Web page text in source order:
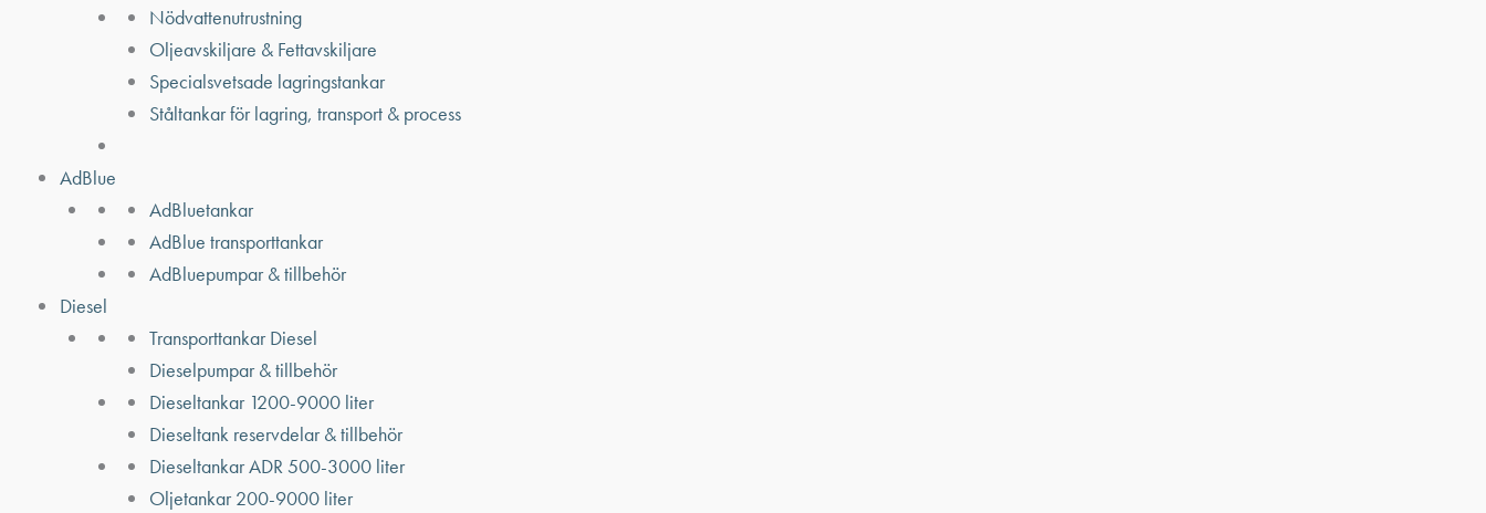
Nödvattenutrustning
Oljeavskiljare & Fettavskiljare
Specialsvetsade lagringstankar
Ståltankar för lagring, transport & process
AdBlue
AdBluetankar
AdBlue transporttankar
AdBluepumpar & tillbehör
Diesel
Transporttankar Diesel
Dieselpumpar & tillbehör
Dieseltankar 1200-9000 liter
Dieseltank reservdelar & tillbehör
Dieseltankar ADR 500-3000 liter
Oljetankar 200-9000 liter